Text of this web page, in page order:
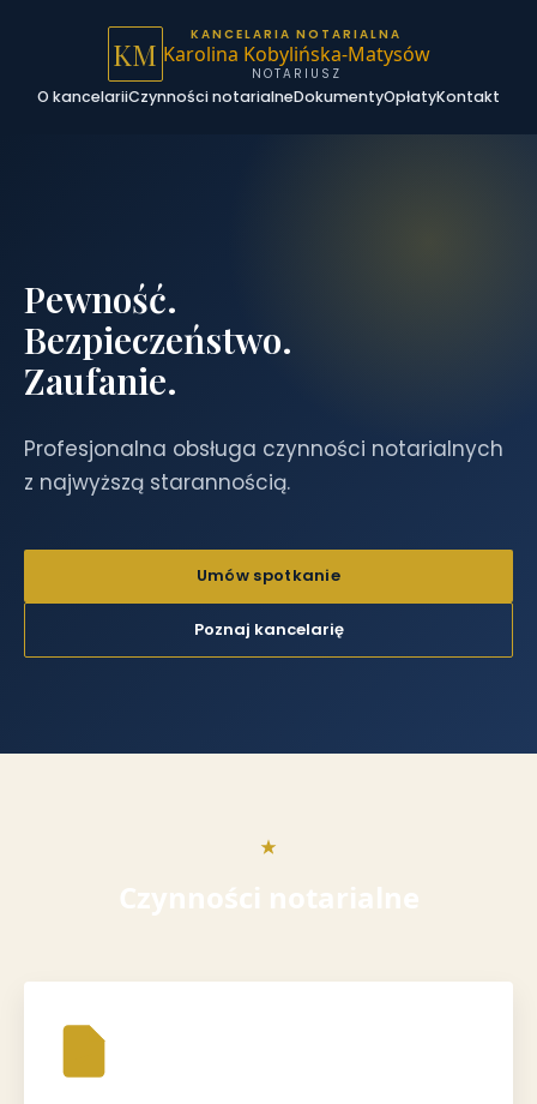
KM KANCELARIA NOTARIALNA
Karolina Kobylińska-Matysów
NOTARIUSZ
O kancelariiCzynności notarialneDokumentyOpłatyKontakt
Pewność.
Bezpieczeństwo.
Zaufanie.
Profesjonalna obsługa czynności notarialnych
z najwyższą starannością.
Umów spotkanie
Poznaj kancelarię
Czynności notarialne